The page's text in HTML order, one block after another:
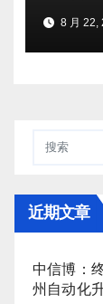
8 月 22,
近期文章
中信博：
州自动化